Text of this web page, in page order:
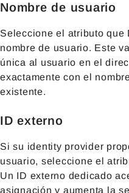
Nombre de usuario
Seleccione el atributo que
nombre de usuario. Este
única al usuario en el
exactamente con el
existente.
ID externo
Si su identity provider
usuario, seleccione el
Un ID externo dedicado
asignación y aumenta la